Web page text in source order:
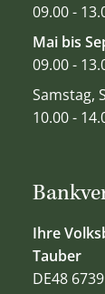
Ihre
Tauber
DE48
09.00 -
Mai bis
09.00 -
Samstag,
10.00 -